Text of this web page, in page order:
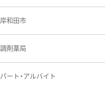
岸和田市
調剤薬局
パート・アルバイト